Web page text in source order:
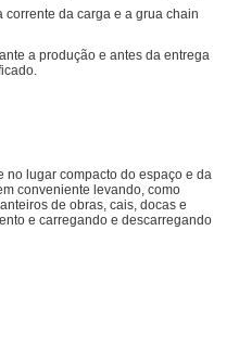
corrente da carga e a grua chain
a produção e antes da entrega
no lugar compacto do espaço e da
conveniente levando, como
de obras, cais, docas e
e carregando e descarregando